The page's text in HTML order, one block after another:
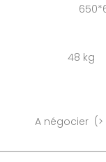
:
: 48 kg
10 jours